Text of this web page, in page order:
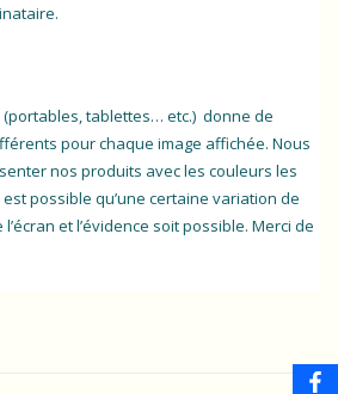
tablettes… etc.) donne de
pour chaque image affichée. Nous
nos produits avec les couleurs les
possible qu’une certaine variation de
et l’évidence soit possible. Merci de